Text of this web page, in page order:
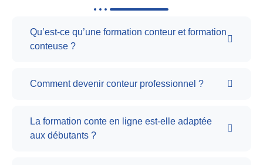
Qu’est-ce qu’une formation conteur et formation
conteuse ?
Comment devenir conteur professionnel ?
La formation conte en ligne est-elle adaptée
aux débutants ?